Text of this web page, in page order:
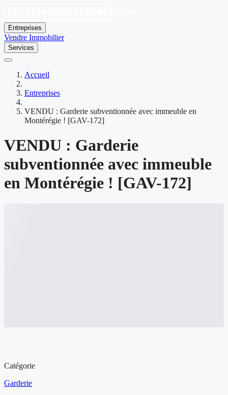
Entreprises
Vendre Immobilier
Services
Accueil
Entreprises
VENDU : Garderie subventionnée avec immeuble en
Montérégie ! [GAV-172]
VENDU : Garderie
subventionnée avec immeuble
en Montérégie ! [GAV-172]
Catégorie
Garderie